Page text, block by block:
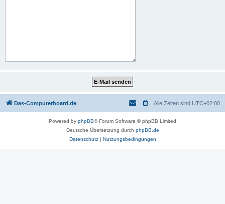
Das-Computerboard.de Alle Zeiten sind UTC+02:00
Powered by phpBB® Forum Software © phpBB Limited
Deutsche Übersetzung durch phpBB.de
Datenschutz| Nutzungsbedingungen